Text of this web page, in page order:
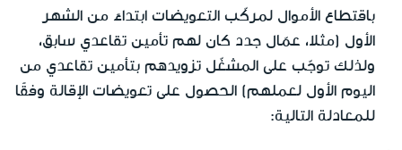
باقتطاع الأموال لمركّب التعويضات ابتداءً من الشهر
الأول (مثلا، عمّال جدد كان لهم تأمين تقاعدي سابق،
ولذلك توجّب على المشغّل تزويدهم بتأمين تقاعدي من
اليوم الأول لعملهم) الحصول على تعويضات الإقالة وفقًا
للمعادلة التالية: